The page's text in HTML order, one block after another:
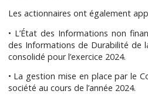
Les actionnaires ont également
• L’État des Informations non
des Informations de Durabilité de
consolidé pour l’exercice 2024.
• La gestion mise en place par le
société au cours de l’année 2024.